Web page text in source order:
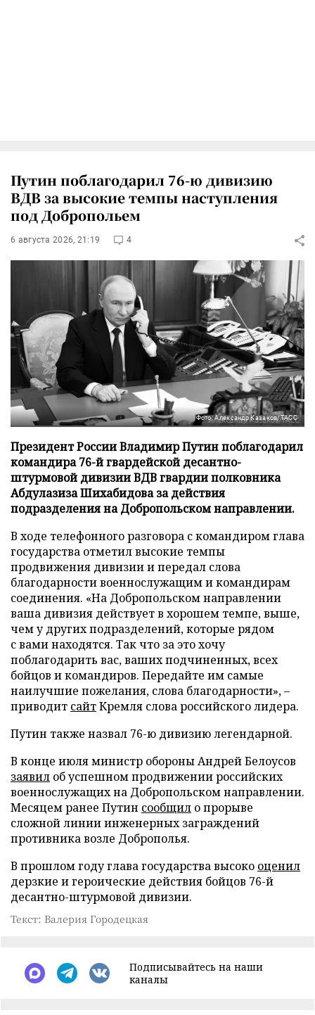
Путин поблагодарил 76-ю дивизию
ВДВ за высокие темпы наступления
под Добропольем
6 августа 2026, 21:19 4
Фото: Александр Казаков/ТАСС
Президент России Владимир Путин поблагодарил
командира 76-й гвардейской десантно-
штурмовой дивизии ВДВ гвардии полковника
Абдулазиза Шихабидова за действия
подразделения на Добропольском направлении.
В ходе телефонного разговора с командиром глава
государства отметил высокие темпы
продвижения дивизии и передал слова
благодарности военнослужащим и командирам
соединения. «На Добропольском направлении
ваша дивизия действует в хорошем темпе, выше,
чем у других подразделений, которые рядом
с вами находятся. Так что за это хочу
поблагодарить вас, ваших подчиненных, всех
бойцов и командиров. Передайте им самые
наилучшие пожелания, слова благодарности», –
приводит сайтКремля слова российского лидера.
Путин также назвал 76-ю дивизию легендарной.
В конце июля министр обороны Андрей Белоусов
заявил об успешном продвижении российских
военнослужащих на Добропольском направлении.
Месяцем ранее Путин сообщил о прорыве
сложной линии инженерных заграждений
противника возле Доброполья.
В прошлом году глава государства высоко оценил
дерзкие и героические действия бойцов 76-й
десантно-штурмовой дивизии.
Текст: Валерия Городецкая
Подписывайтесь на наши
каналы